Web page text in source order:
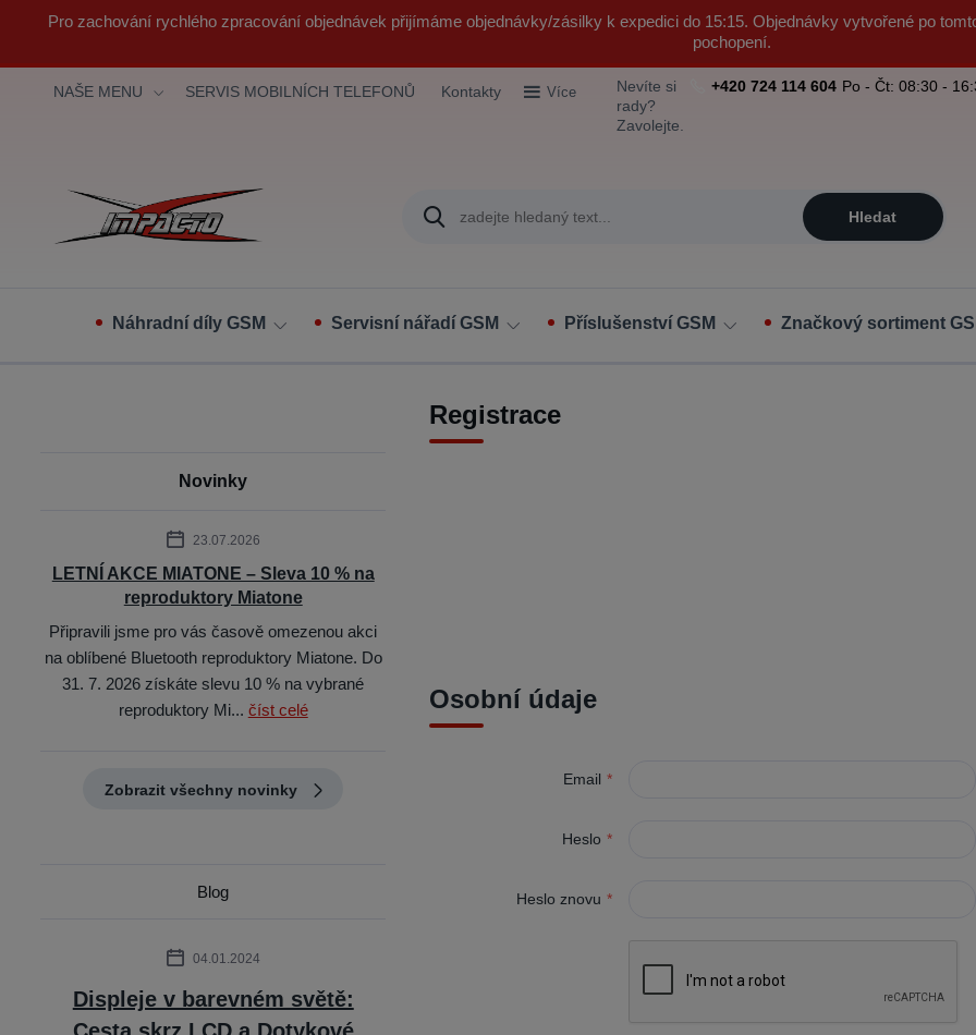
Pro zachování rychlého zpracování objednávek přijímáme objednávky/zásilky k expedici do 15:15. Objednávky vytvořené po
pochopení.
NAŠE MENU SERVIS MOBILNÍCH TELEFONŮ Kontakty Více
Hledat
Nevíte si
rady?
Zavolejte.
+420 724 114 604 Po - Čt: 08:30 -
Náhradní díly GSM Servisní nářadí GSM Příslušenství GSM Značkový sortiment
Novinky
23.07.2026
LETNÍ AKCE MIATONE – Sleva 10 % na
reproduktory Miatone
Připravili jsme pro vás časově omezenou akci
na oblíbené Bluetooth reproduktory Miatone. Do
31. 7. 2026 získáte slevu 10 % na vybrané
reproduktory Mi... číst celé
Zobrazit všechny novinky
Blog
04.01.2024
Displeje v barevném světě:
Registrace
Osobní údaje
Email *
Heslo *
Heslo znovu *